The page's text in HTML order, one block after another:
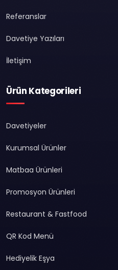
Referanslar
Davetiye Yazıları
İletişim
Ürün Kategorileri
Davetiyeler
Kurumsal Ürünler
Matbaa Ürünleri
Promosyon Ürünleri
Restaurant & Fastfood
QR Kod Menü
Hediyelik Eşya